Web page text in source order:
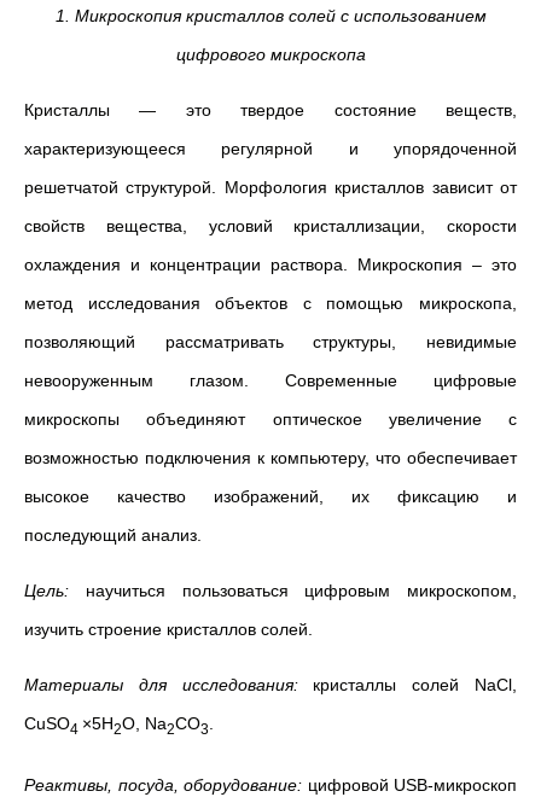
1. Микроскопия кристаллов солей с использованием
цифрового микроскопа
Кристаллы — это твердое состояние веществ,
характеризующееся регулярной и упорядоченной
решетчатой структурой. Морфология кристаллов зависит от
свойств вещества, условий кристаллизации, скорости
охлаждения и концентрации раствора. Микроскопия – это
метод исследования объектов с помощью микроскопа,
позволяющий рассматривать структуры, невидимые
невооруженным глазом. Современные цифровые
микроскопы объединяют оптическое увеличение с
возможностью подключения к компьютеру, что обеспечивает
высокое качество изображений, их фиксацию и
последующий анализ.
Цель: научиться пользоваться цифровым микроскопом,
изучить строение кристаллов солей.
Материалы для исследования: кристаллы солей NaCl,
CuSO4 ×5H2O, Na2CO3
Реактивы, посуда, оборудование: цифровой USB-микроскоп